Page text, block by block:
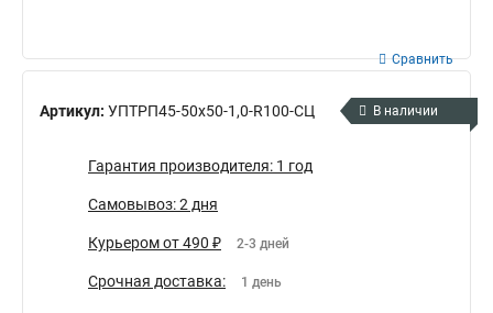
Артикул: УПТРП45-50х50-1,0-R100-СЦ
Сравнить
В наличии
Гарантия производителя: 1 год
Самовывоз: 2 дня
Курьером от 490 ₽ 2-3 дней
Срочная доставка: 1 день